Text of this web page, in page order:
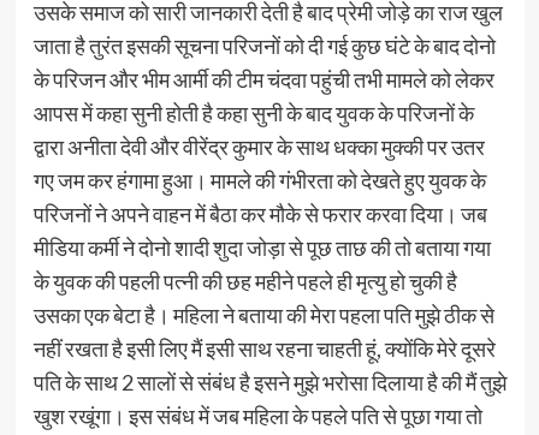
उसके समाज को सारी जानकारी देती है बाद प्रेमी जोड़े का राज खुल
जाता है तुरंत इसकी सूचना परिजनों को दी गई कुछ घंटे के बाद दोनो
के परिजन और भीम आर्मी की टीम चंदवा पहुंची तभी मामले को लेकर
आपस में कहा सुनी होती है कहा सुनी के बाद युवक के परिजनों के
द्वारा अनीता देवी और वीरेंद्र कुमार के साथ धक्का मुक्की पर उतर
गए जम कर हंगामा हुआ। मामले की गंभीरता को देखते हुए युवक के
परिजनों ने अपने वाहन में बैठा कर मौके से फरार करवा दिया। जब
मीडिया कर्मी ने दोनो शादी शुदा जोड़ा से पूछ ताछ की तो बताया गया
के युवक की पहली पत्नी की छह महीने पहले ही मृत्यु हो चुकी है
उसका एक बेटा है। महिला ने बताया की मेरा पहला पति मुझे ठीक से
नहीं रखता है इसी लिए मैं इसी साथ रहना चाहती हूं, क्योंकि मेरे दूसरे
पति के साथ 2 सालों से संबंध है इसने मुझे भरोसा दिलाया है की मैं तुझे
खुश रखूंगा। इस संबंध में जब महिला के पहले पति से पूछा गया तो